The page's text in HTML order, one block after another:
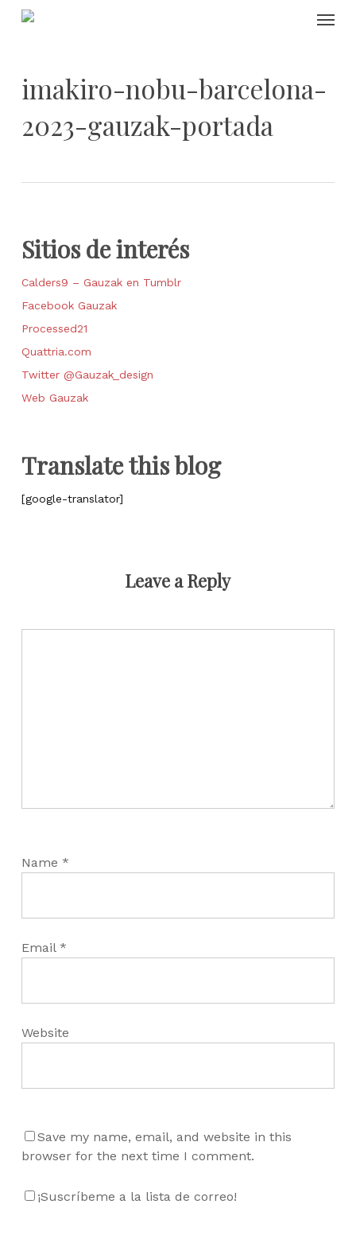
Skip
imakiro-nobu-barcelona-
2023-gauzak-portada
Sitios de interés
Calders9 – Gauzak en Tumblr
Facebook Gauzak
Processed21
Quattria.com
Twitter @Gauzak_design
Web Gauzak
Translate this blog
[google-translator]
Leave a Reply
Name *
Email *
Website
Save my name, email, and website in this
browser for the next time I comment.
¡Suscríbeme a la lista de correo!